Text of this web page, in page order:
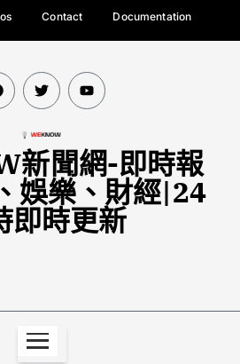
Contact Documentation
新聞網-即時報
娛樂、財經|24
即時更新